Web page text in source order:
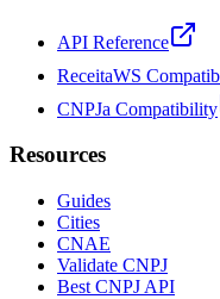
API Reference
ReceitaWS
CNPJa Compatibility
Resources
Guides
Cities
CNAE
Validate CNPJ
Best CNPJ API